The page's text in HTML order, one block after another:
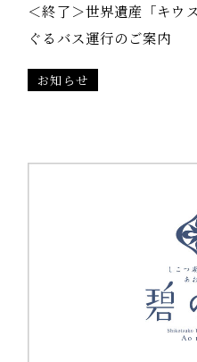
＜終了＞世界遺産「キウ
ぐるバス運行のご案内
お知らせ
新着情報
送迎バス予約フォーム